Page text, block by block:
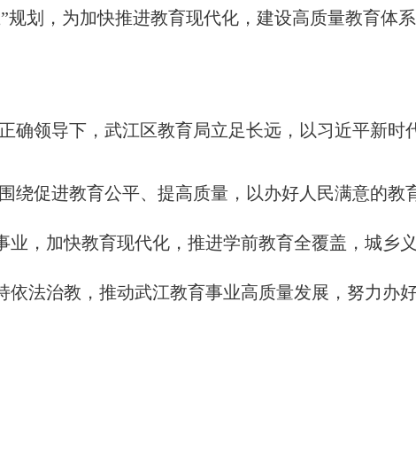
划，为加快推进教育现代化，建设高质量教育体
确领导下，武江区教育局立足长远，以习近平新时
绕促进教育公平、提高质量，以办好人民满意的教
，加快教育现代化，推进学前教育全覆盖，城乡
法治教，推动武江教育事业高质量发展，努力办